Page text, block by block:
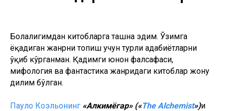
Болалигимдан китобларга ташна эдим. Ўзимга
ёқадиган жанрни топиш учун турли адабиётларни
ўқиб кўрганман. Қадимги юнон фалсафаси,
мифология ва фантастика жанридаги китоблар жону
дилим бўлган.
Пауло Коэльонинг «Алкимёгар» («The Alchemist»)и